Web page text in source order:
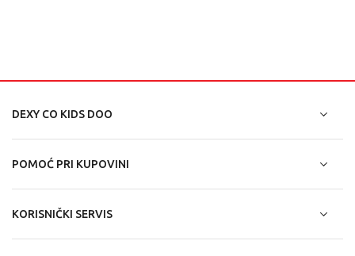
DEXY CO KIDS DOO
POMOĆ PRI KUPOVINI
KORISNIČKI SERVIS